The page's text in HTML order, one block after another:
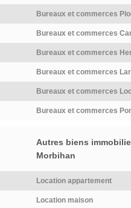
Bureaux et commerces
Bureaux et commerces
Bureaux et commerces
Bureaux et commerces
Bureaux et commerces
Bureaux et commerces
Autres biens
Morbihan
Location appartement
Location maison